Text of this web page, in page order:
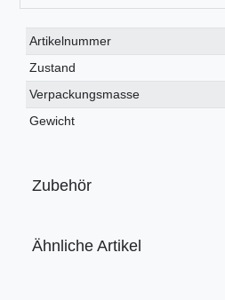
Technisches
Merkmal
Wert
Artikelnummer
Zustand
Verpackungsmasse
Gewicht
Zubehör
Ähnliche Artikel